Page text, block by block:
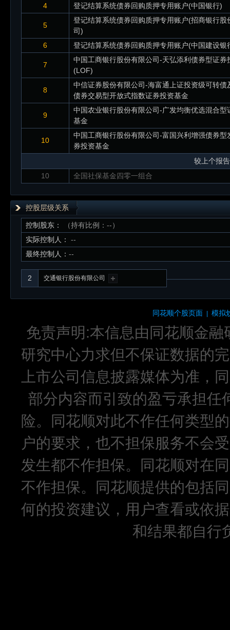
4 登记结算系统债券回购质押专用账户(中国银行)
5
登记结算系统债券回购质押专用账户(招商银行股
司)
6
登记结算系统债券回购质押专用账户(中国建设银
7
中国工商银行股份有限公司-天弘添利债券型证券
(LOF)
8
中信证券股份有限公司-海富通上证投资级可转债
债券交易型开放式指数证券投资基金
9
中国农业银行股份有限公司-广发均衡优选混合型
基金
10
中国工商银行股份有限公司-富国兴利增强债券型
券投资基金
较上个报
10
全国社保基金四零一组合
控股层级关系
控制股东：
（持有比例：--）
实际控制人：
--
最终控制人： --
2 交通银行股份有限公司
同花顺个股页面 模拟
免责声明:本信息由同花顺金
研究中心力求但不保证数据的
上市公司信息披露媒体为准，
部分内容而引致的盈亏承担任
险。同花顺对此不作任何类型
户的要求，也不担保服务不会
发生都不作担保。同花顺对在
不作担保。同花顺提供的包括
何的投资建议，用户查看或依
和结果都自行